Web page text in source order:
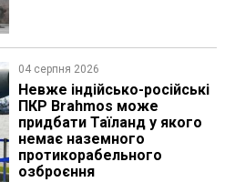
04 серпня 2026
Невже індійсько-російські
ПКР Brahmos може
придбати Таїланд у якого
немає наземного
протикорабельного
озброєння